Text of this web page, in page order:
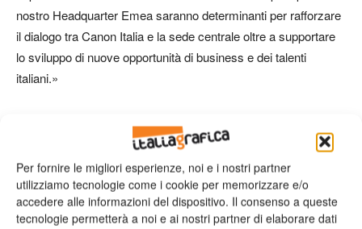
Per fornire le migliori esperienze, noi e i nostri partner
utilizziamo tecnologie come i cookie per memorizzare e/o
accedere alle informazioni del dispositivo. Il consenso a queste
tecnologie permetterà a noi e ai nostri partner di elaborare dati
nostro Headquarter Emea saranno determinanti per rafforzare
il dialogo tra Canon Italia e la sede centrale oltre a supportare
lo sviluppo di nuove opportunità di business e dei talenti
italiani.»
Massimo Macarti